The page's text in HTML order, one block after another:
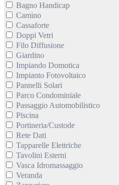
Bagno Handicap
Camino
Cassaforte
Doppi Vetri
Filo Diffusione
Giardino
Impiando Domotica
Impianto Fotovoltaico
Pannelli Solari
Parco Condominiale
Passaggio Automobilistico
Piscina
Portineria/Custode
Rete Dati
Tapparelle Elettriche
Tavolini Esterni
Vasca Idromassaggio
Veranda